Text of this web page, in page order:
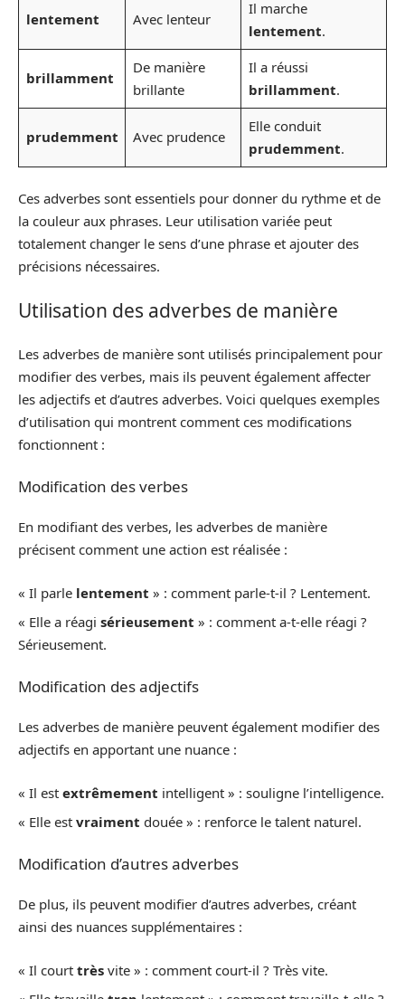
lentement Avec lenteur
Il marche
lentement.
brillamment
De manière
brillante
Il a réussi
brillamment.
prudemment Avec prudence
Elle conduit
prudemment.
Ces adverbes sont essentiels pour donner du rythme et de
la couleur aux phrases. Leur utilisation variée peut
totalement changer le sens d’une phrase et ajouter des
précisions nécessaires.
Utilisation des adverbes de manière
Les adverbes de manière sont utilisés principalement pour
modifier des verbes, mais ils peuvent également affecter
les adjectifs et d’autres adverbes. Voici quelques exemples
d’utilisation qui montrent comment ces modifications
fonctionnent :
Modification des verbes
En modifiant des verbes, les adverbes de manière
précisent comment une action est réalisée :
« Il parle lentement » : comment parle-t-il ? Lentement.
« Elle a réagi sérieusement » : comment a-t-elle réagi ?
Sérieusement.
Modification des adjectifs
Les adverbes de manière peuvent également modifier des
adjectifs en apportant une nuance :
« Il est extrêmement intelligent » : souligne l’intelligence.
« Elle est vraiment douée » : renforce le talent naturel.
Modification d’autres adverbes
De plus, ils peuvent modifier d’autres adverbes, créant
ainsi des nuances supplémentaires :
« Il court très vite » : comment court-il ? Très vite.